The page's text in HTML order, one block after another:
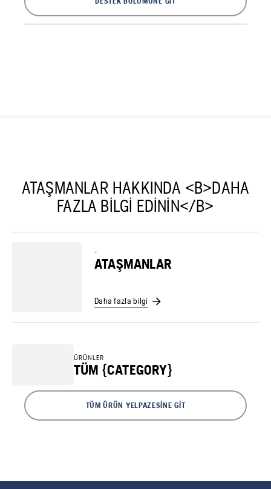
ATAŞMANLAR HAKKINDA <B>DAHA
FAZLA BILGI EDININ</B>
-
ATAŞMANLAR
Daha fazla bilgi
ÜRÜNLER
TÜM {CATEGORY}
TÜM ÜRÜN YELPAZESINE GIT